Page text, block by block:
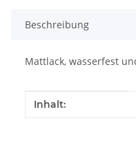
Beschreibung
Mattlack, wasserfest
Produkteigenschaft
Wert
Inhalt: